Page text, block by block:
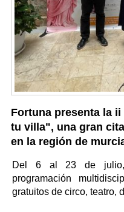
Fortuna presenta la
tu villa", una gran
en la región de
Del 6 al 23 de julio,
programación
gratuitos de circo, teatro,